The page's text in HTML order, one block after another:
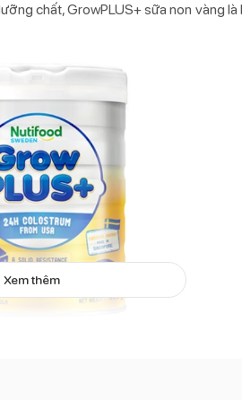
chất, GrowPLUS+ sữa non vàng
Xem thêm